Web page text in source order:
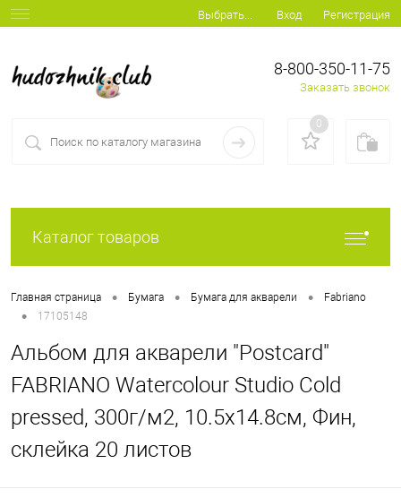
Выбрать... Вход Регистрация
8-800-350-11-75
Заказать звонок
0
Каталог товаров
Главная страница • Бумага • Бумага для акварели • Fabriano
• 17105148
Альбом для акварели "Postcard"
FABRIANO Watercolour Studio Cold
pressed, 300г/м2, 10.5x14.8см, Фин,
склейка 20 листов